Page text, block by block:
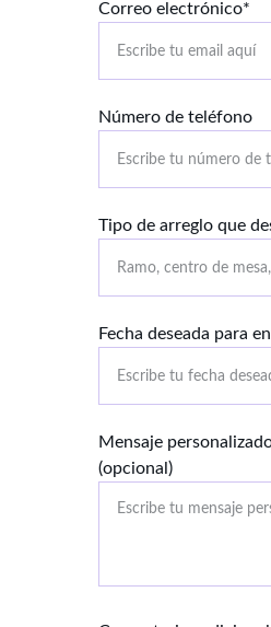
Correo electrónico*
Número de teléfono
Tipo de arreglo que
Fecha deseada para
Mensaje
(opcional)